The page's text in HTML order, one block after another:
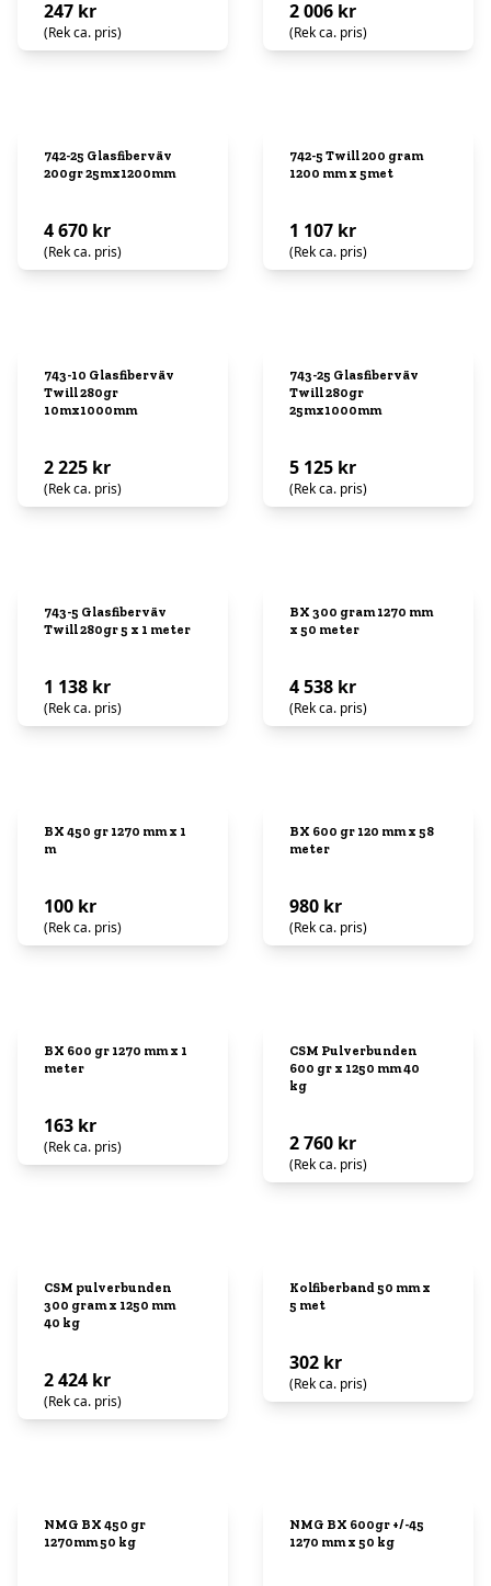
247 kr
(Rek ca. pris)
2 006 kr
(Rek ca. pris)
742-25 Glasfiberväv
200gr 25mx1200mm
4 670 kr
(Rek ca. pris)
742-5 Twill 200 gram
1200 mm x 5met
1 107 kr
(Rek ca. pris)
743-10 Glasfiberväv
Twill 280gr
10mx1000mm
2 225 kr
(Rek ca. pris)
743-25 Glasfiberväv
Twill 280gr
25mx1000mm
5 125 kr
(Rek ca. pris)
743-5 Glasfiberväv
Twill 280gr 5 x 1 meter
1 138 kr
(Rek ca. pris)
BX 300 gram 1270 mm
x 50 meter
4 538 kr
(Rek ca. pris)
BX 450 gr 1270 mm x 1
m
100 kr
(Rek ca. pris)
BX 600 gr 120 mm x 58
meter
980 kr
(Rek ca. pris)
BX 600 gr 1270 mm x 1
meter
163 kr
(Rek ca. pris)
CSM Pulverbunden
600 gr x 1250 mm 40
kg
2 760 kr
(Rek ca. pris)
CSM pulverbunden
300 gram x 1250 mm
40 kg
2 424 kr
(Rek ca. pris)
Kolfiberband 50 mm x
5 met
302 kr
(Rek ca. pris)
NMG BX 450 gr
1270mm 50 kg
NMG BX 600gr +/-45
1270 mm x 50 kg